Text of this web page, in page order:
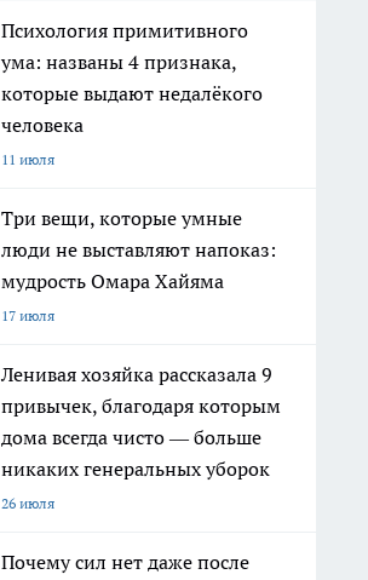
Психология примитивного
ума: названы 4 признака,
которые выдают недалёкого
человека
11 июля
Три вещи, которые умные
люди не выставляют напоказ:
мудрость Омара Хайяма
17 июля
Ленивая хозяйка рассказала 9
привычек, благодаря которым
дома всегда чисто — больше
никаких генеральных уборок
26 июля
Почему сил нет даже после